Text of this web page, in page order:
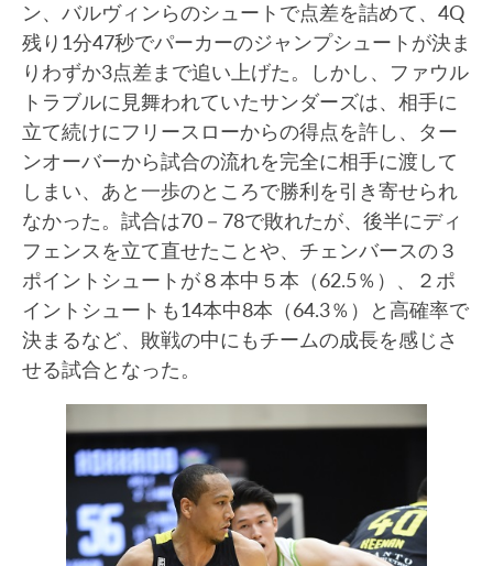
ン、バルヴィンらのシュートで点差を詰めて、4Q
残り1分47秒でパーカーのジャンプシュートが決ま
りわずか3点差まで追い上げた。しかし、ファウル
トラブルに見舞われていたサンダーズは、相手に
立て続けにフリースローからの得点を許し、ター
ンオーバーから試合の流れを完全に相手に渡して
しまい、あと一歩のところで勝利を引き寄せられ
なかった。試合は70－78で敗れたが、後半にディ
フェンスを立て直せたことや、チェンバースの３
ポイントシュートが８本中５本（62.5％）、２ポ
イントシュートも14本中8本（64.3％）と高確率で
決まるなど、敗戦の中にもチームの成長を感じさ
せる試合となった。